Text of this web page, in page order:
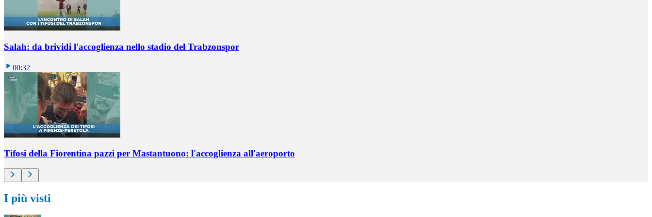
Salah: da brividi l'accoglienza nello stadio del Trabzonspor
00:32
Tifosi della Fiorentina pazzi per Mastantuono: l'accoglienza all'aeroporto
I più visti